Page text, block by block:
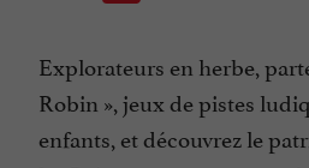
Explorateurs en herbe,
Robin », jeux de pistes
enfants, et découvrez le